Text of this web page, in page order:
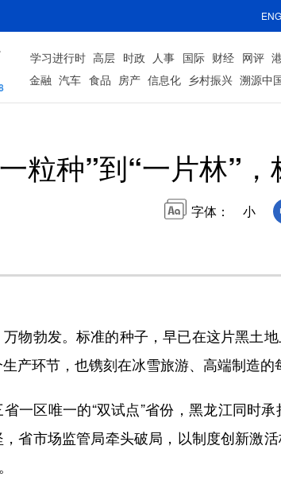
学习进行时 高层 时政 人事 国际 财经 网评
金融 汽车 食品 房产 信息化 乡村振兴 溯源中
粒种”到“一片林”
字体： 小
勃发。标准的种子，早已在这片黑土地
产环节，也镌刻在冰雪旅游、高端制造的
区唯一的“双试点”省份，黑龙江同时
省市场监管局牵头破局，以制度创新激